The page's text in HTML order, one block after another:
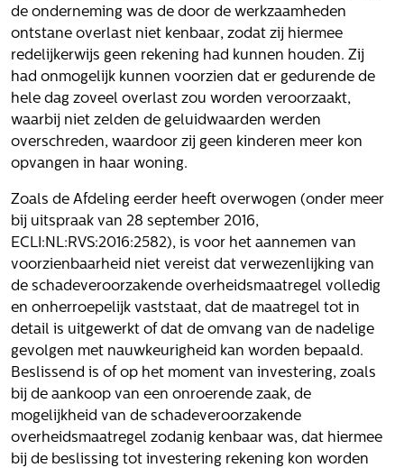
Proclaimer
Volg ons
Integrale aanpak gebiedsvisie
de onderneming was de door de werkzaamheden
ontstane overlast niet kenbaar, zodat zij hiermee
redelijkerwijs geen rekening had kunnen houden. Zij
had onmogelijk kunnen voorzien dat er gedurende de
hele dag zoveel overlast zou worden veroorzaakt,
waarbij niet zelden de geluidwaarden werden
overschreden, waardoor zij geen kinderen meer kon
opvangen in haar woning.
Zoals de Afdeling eerder heeft overwogen (onder meer
bij uitspraak van 28 september 2016,
ECLI:NL:RVS:2016:2582), is voor het aannemen van
voorzienbaarheid niet vereist dat verwezenlijking van
de schadeveroorzakende overheidsmaatregel volledig
en onherroepelijk vaststaat, dat de maatregel tot in
detail is uitgewerkt of dat de omvang van de nadelige
gevolgen met nauwkeurigheid kan worden bepaald.
Beslissend is of op het moment van investering, zoals
bij de aankoop van een onroerende zaak, de
mogelijkheid van de schadeveroorzakende
overheidsmaatregel zodanig kenbaar was, dat hiermee
bij de beslissing tot investering rekening kon worden